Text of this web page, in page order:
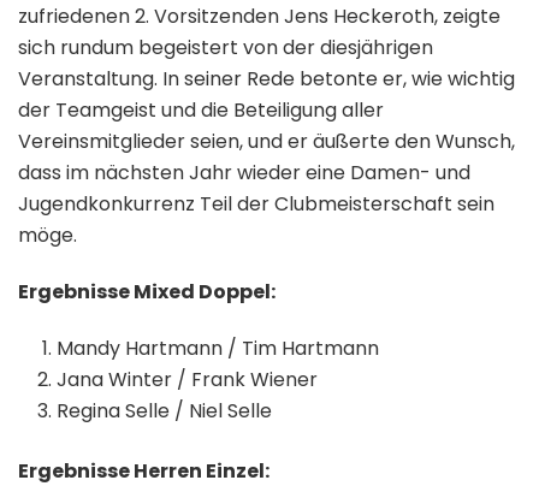
zufriedenen 2. Vorsitzenden Jens Heckeroth, zeigte
sich rundum begeistert von der diesjährigen
Veranstaltung. In seiner Rede betonte er, wie wichtig
der Teamgeist und die Beteiligung aller
Vereinsmitglieder seien, und er äußerte den Wunsch,
dass im nächsten Jahr wieder eine Damen- und
Jugendkonkurrenz Teil der Clubmeisterschaft sein
möge.
Ergebnisse Mixed Doppel:
Mandy Hartmann / Tim Hartmann
Jana Winter / Frank Wiener
Regina Selle / Niel Selle
Ergebnisse Herren Einzel: